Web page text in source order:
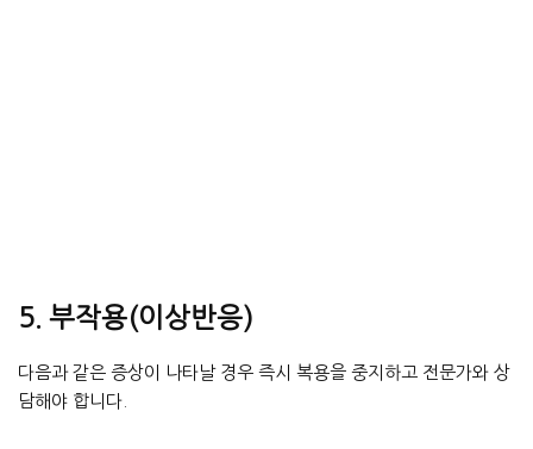
5. 부작용(이상반응)
다음과 같은 증상이 나타날 경우 즉시 복용을 중지하고 전문가와 상
담해야 합니다.